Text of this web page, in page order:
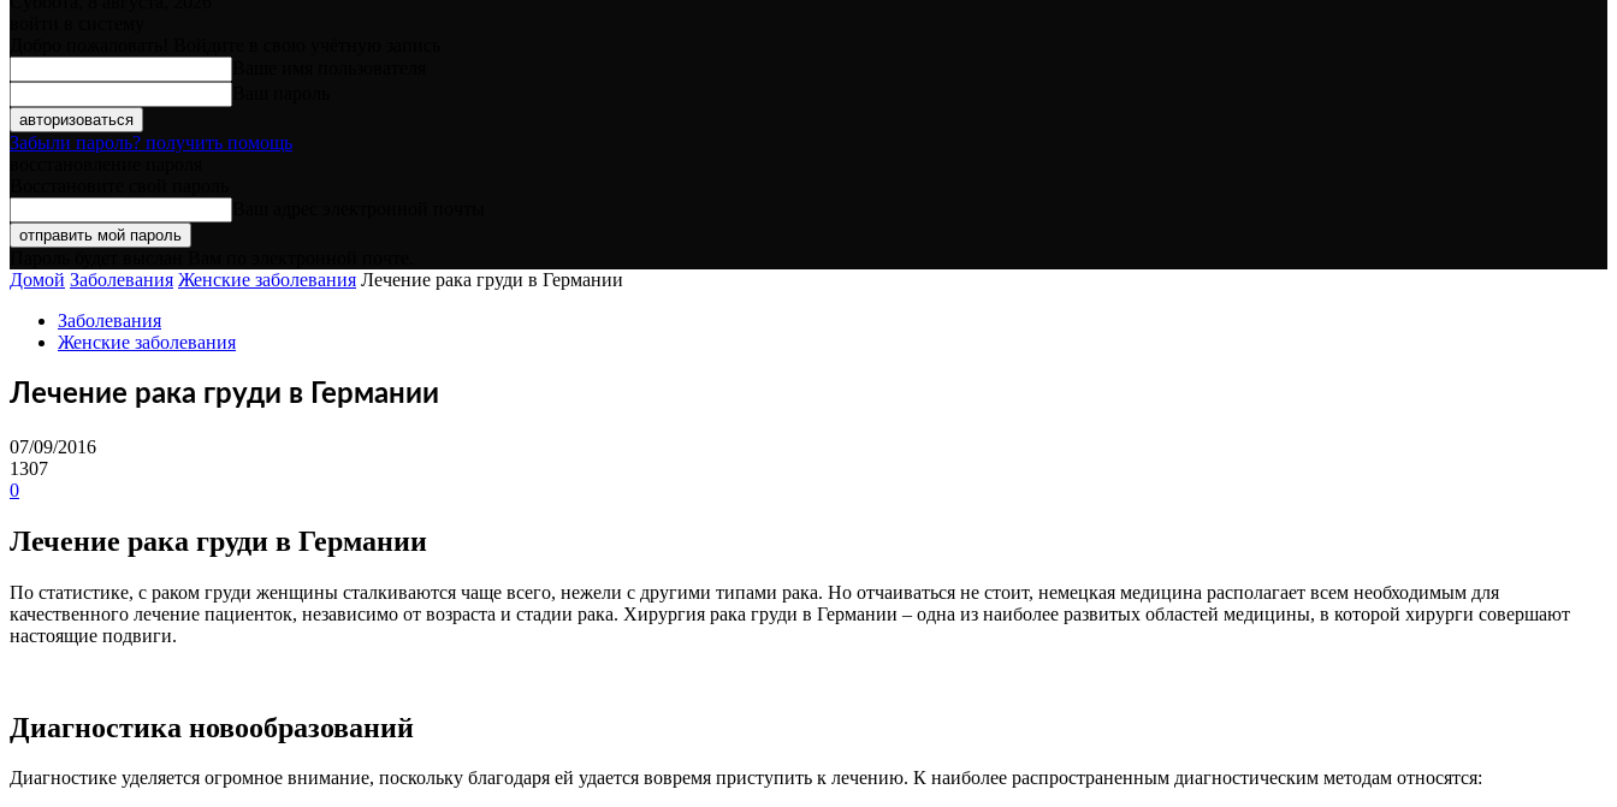
Забыли пароль? получить помощь
Домой Заболевания Женские заболевания Лечение рака груди в Германии
Заболевания
Женские заболевания
Лечение рака груди в Германии
07/09/2016
1307
0
Лечение рака груди в Германии
По статистике, с раком груди женщины сталкиваются чаще всего, нежели с другими типами рака. Но отчаиваться не стоит, немецкая медицина располагает всем необходимым для
качественного лечение пациенток, независимо от возраста и стадии рака. Хирургия рака груди в Германии – одна из наиболее развитых областей медицины, в которой хирурги совершают
настоящие подвиги.
Диагностика новообразований
Диагностике уделяется огромное внимание, поскольку благодаря ей удается вовремя приступить к лечению. К наиболее распространенным диагностическим методам относятся: